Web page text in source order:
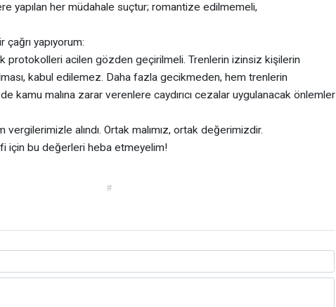
yapılan her müdahale suçtur; romantize edilmemeli,
yapıyorum:
protokolleri acilen gözden geçirilmeli. Trenlerin izinsiz kişilerin
kabul edilemez. Daha fazla gecikmeden, hem trenlerin
kamu malına zarar verenlere caydırıcı cezalar uygulanacak önlemler
vergilerimizle alındı. Ortak malımız, ortak değerimizdir.
için bu değerleri heba etmeyelim!
#